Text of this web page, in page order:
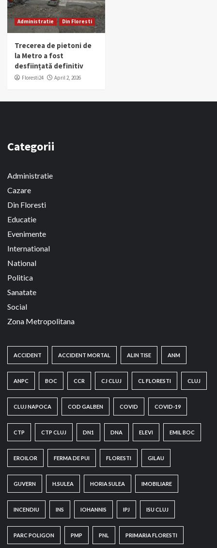
Administratie Din Floresti
Trecerea de pietoni de
la Metro a fost
desființată definitiv
Floresti24 April 2, 2026
Categorii
Administratie
Cazare
Din Floresti
Educatie
Evenimente
International
National
Politica
Sanatate
Social
Zona Metropolitana
ACCIDENT ACCIDENT MORTAL ALIN TISE ANM
ANPC BOC CCR CJ CLUJ CL FLORESTI CLUJ
CLUJ NAPOCA COD GALBEN COVID COVID-19
CTP CTP CLUJ DN1 DNA ELEVI EMIL BOC
EROILOR FERMA DE PUI FLORESTI GILAU
GUVERN H.SULEA HORIA SULEA IMOBILIARE
INCENDIU INS IOHANNIS IPJ ISU CLUJ
PARC POLIGON PMP PNL PRIMARIA FLORESTI